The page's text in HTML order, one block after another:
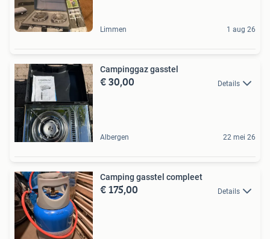
Limmen 1 aug 26
Campinggaz gasstel
€ 30,00 Details
Albergen 22 mei 26
Camping gasstel compleet
€ 175,00 Details